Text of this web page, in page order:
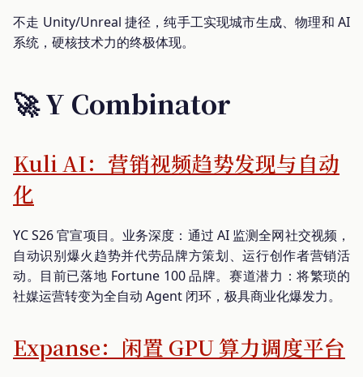
不走 Unity/Unreal 捷径，纯手工实现城市生成、物理和 AI
系统，硬核技术力的终极体现。
🚀 Y Combinator
Kuli AI：营销视频趋势发现与自动
化
YC S26 官宣项目。业务深度：通过 AI 监测全网社交视频，
自动识别爆火趋势并代劳品牌方策划、运行创作者营销活
动。目前已落地 Fortune 100 品牌。赛道潜力：将繁琐的
社媒运营转变为全自动 Agent 闭环，极具商业化爆发力。
Expanse：闲置 GPU 算力调度平台